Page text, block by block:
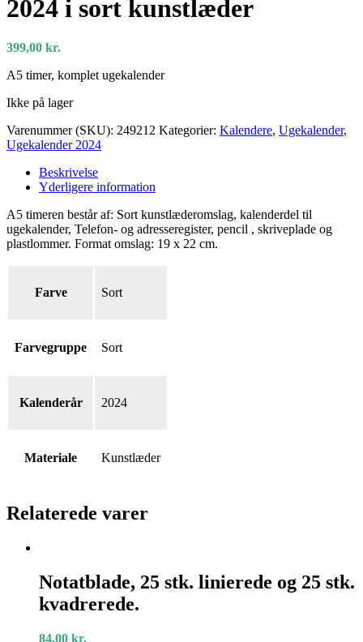
2024 i sort kunstlæder
399,00 kr.
A5 timer, komplet ugekalender
Ikke på lager
Varenummer (SKU): 249212 Kategorier: Kalendere, Ugekalender,
Ugekalender 2024
Beskrivelse
Yderligere information
A5 timeren består af: Sort kunstlæderomslag, kalenderdel til
ugekalender, Telefon- og adresseregister, pencil , skriveplade og
plastlommer. Format omslag: 19 x 22 cm.
Farve Sort
Farvegruppe Sort
Kalenderår 2024
Materiale Kunstlæder
Relaterede varer
25
stk.
linierede
25
Notatblade, 25 stk. linierede og 25 stk.
kvadrerede.
84,00 kr.